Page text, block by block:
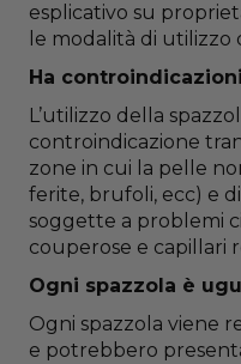
esplicativo su
le modalità di utilizzo
Ha
L’utilizzo della
controindicazione
zone in cui la pelle
ferite, brufoli, ecc) e
soggette a problemi
couperose e capillari
Ogni spazzola è
Ogni spazzola viene
e potrebbero